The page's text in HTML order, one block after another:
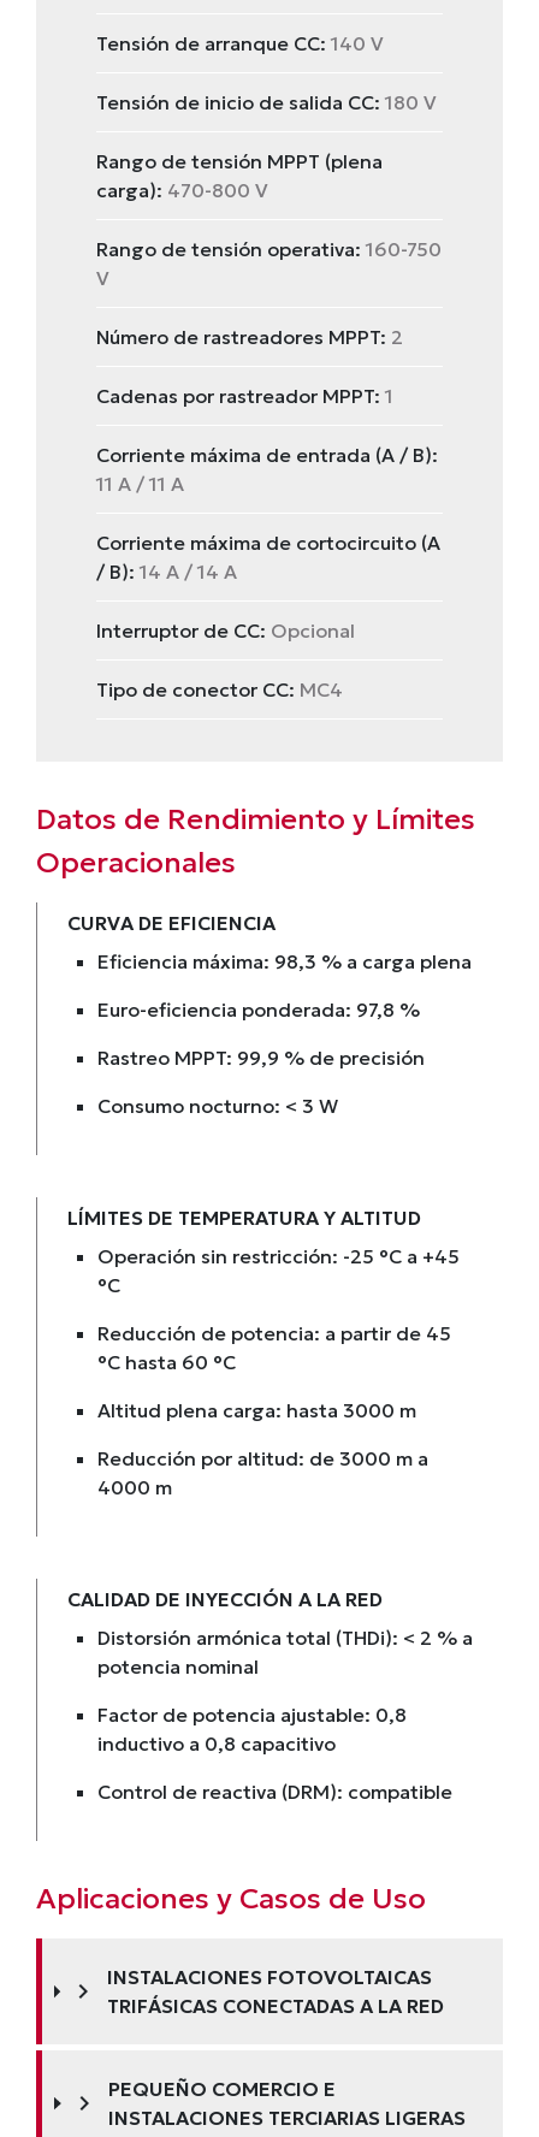
Tensión de arranque CC: 140 V
Tensión de inicio de salida CC: 180 V
Rango de tensión MPPT (plena
carga): 470-800 V
Rango de tensión operativa: 160-750
V
Número de rastreadores MPPT: 2
Cadenas por rastreador MPPT: 1
Corriente máxima de entrada (A / B):
11 A / 11 A
Corriente máxima de cortocircuito (A
/ B): 14 A / 14 A
Interruptor de CC: Opcional
Tipo de conector CC: MC4
Datos de Rendimiento y Límites
Operacionales
CURVA DE EFICIENCIA
Eficiencia máxima: 98,3 % a carga plena
Euro-eficiencia ponderada: 97,8 %
Rastreo MPPT: 99,9 % de precisión
Consumo nocturno: < 3 W
LÍMITES DE TEMPERATURA Y ALTITUD
Operación sin restricción: -25 °C a +45
°C
Reducción de potencia: a partir de 45
°C hasta 60 °C
Altitud plena carga: hasta 3000 m
Reducción por altitud: de 3000 m a
4000 m
CALIDAD DE INYECCIÓN A LA RED
Distorsión armónica total (THDi): < 2 % a
potencia nominal
Factor de potencia ajustable: 0,8
inductivo a 0,8 capacitivo
Control de reactiva (DRM): compatible
Aplicaciones y Casos de Uso
chevron_right
INSTALACIONES FOTOVOLTAICAS
TRIFÁSICAS CONECTADAS A LA RED
chevron_right
PEQUEÑO COMERCIO E
INSTALACIONES TERCIARIAS LIGERAS